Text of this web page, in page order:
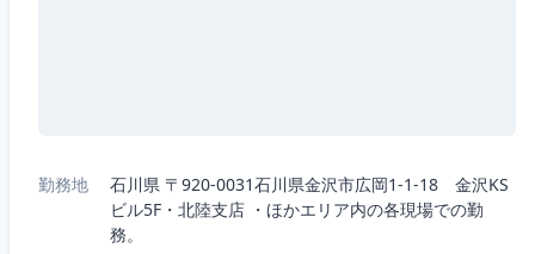
勤務地
石川県 〒920-0031石川県金沢市広岡1-1-18 金沢KS
ビル5F・北陸支店 ・ほかエリア内の各現場での勤
務。